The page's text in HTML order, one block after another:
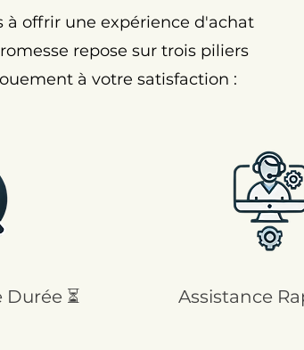
à offrir une expérience d'achat
repose sur trois piliers
à votre satisfaction :
⏳ Assistance